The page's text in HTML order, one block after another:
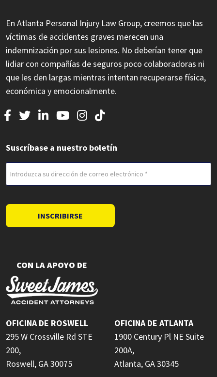
En Atlanta Personal Injury Law Group, creemos que las
víctimas de accidentes graves merecen una
indemnización por sus lesiones. No deberían tener que
lidiar con compañías de seguros poco colaboradoras ni
que les den largas mientras intentan recuperarse física,
económica y emocionalmente.
Suscríbase a nuestro boletín
electrónico
INSCRIBIRSE
CON LA APOYO DE
OFICINA DE ROSWELL
295 W Crossville Rd STE
200,
Roswell, GA 30075
OFICINA DE ATLANTA
1900 Century Pl NE Suite
200A,
Atlanta, GA 30345